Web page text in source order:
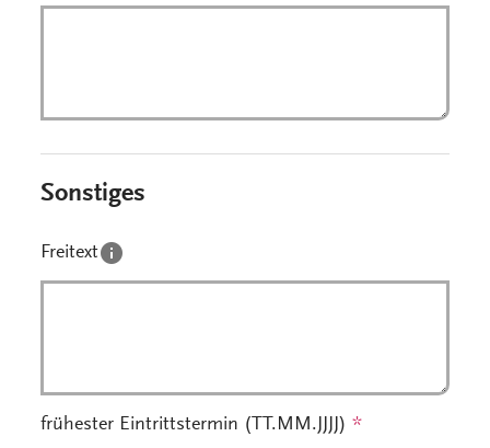
Sonstiges
Freitext
frühester Eintrittstermin (TT.MM.JJJJ)*